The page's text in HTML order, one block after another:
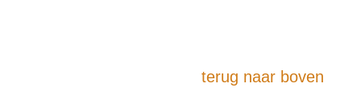
terug naar boven